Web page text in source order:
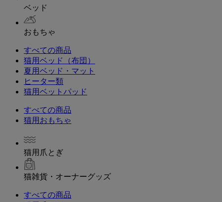
ベッド
おもちゃ
すべての商品
猫用ベッド（布団）
夏用ベッド・マット
ヒーター類
猫用ベットパッド
すべての商品
猫用おもちゃ
猫用爪とぎ
猫雑貨・オーナーグッズ
すべての商品